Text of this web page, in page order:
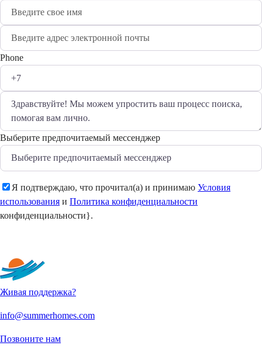
Phone
Выберите предпочитаемый мессенджер
Я подтверждаю, что прочитал(а) и принимаю Условия
использования и Политика конфиденциальности
конфиденциальности}.
Живая поддержка?
info@summerhomes.com
Позвоните нам